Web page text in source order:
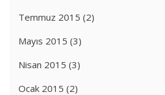
Temmuz 2015 (2)
Mayıs 2015 (3)
Nisan 2015 (3)
Ocak 2015 (2)